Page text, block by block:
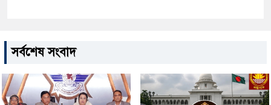
সর্বশেষ সংবাদ